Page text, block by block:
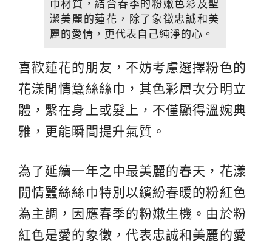
巾材質，結合春季的粉嫩色彩及聖
潔美麗的蓮花，除了象徵忠誠和美
麗的愛情，更代表自己純淨的心。
喜歡蓮花的朋友，不妨考慮選擇粉色的
花漾閒情蠶絲絲巾，其色彩層次分明立
體，繫在身上或髮上，不僅顯得溫婉典
雅，更能瞬間提升氣質。
為了延續一年之中最美麗的春天，花漾
閒情蠶絲絲巾特別以繽紛春暖的粉紅色
為主調，因應春季的粉嫩生機。由於粉
紅色是愛的象徵，代表忠誠和美麗的愛